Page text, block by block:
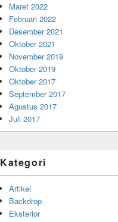
Maret 2022
Februari 2022
Desember 2021
Oktober 2021
November 2019
Oktober 2019
Oktober 2017
September 2017
Agustus 2017
Juli 2017
Kategori
Artikel
Backdrop
Eksterior